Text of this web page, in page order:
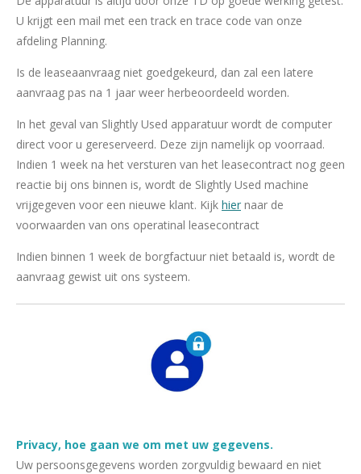
U krijgt een mail met een track en trace code van onze
afdeling Planning.
Is de leaseaanvraag niet goedgekeurd, dan zal een latere
aanvraag pas na 1 jaar weer herbeoordeeld worden.
In het geval van Slightly Used apparatuur wordt de computer
direct voor u gereserveerd. Deze zijn namelijk op voorraad.
Indien 1 week na het versturen van het leasecontract nog geen
reactie bij ons binnen is, wordt de Slightly Used machine
vrijgegeven voor een nieuwe klant. Kijk hier naar de
voorwaarden van ons operatinal leasecontract
Indien binnen 1 week de borgfactuur niet betaald is, wordt de
aanvraag gewist uit ons systeem.
Privacy, hoe gaan we om met uw gegevens.
Uw persoonsgegevens worden zorgvuldig bewaard en niet